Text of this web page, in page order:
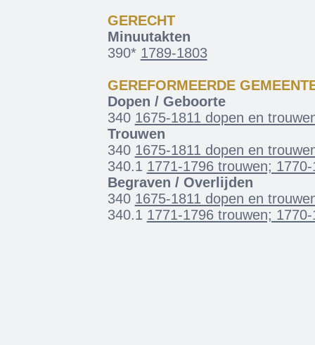
GERECHT
Minuutakten
390* 1789-1803
GEREFORMEERDE
Dopen / Geboorte
340 1675-1811 dopen en
Trouwen
340 1675-1811 dopen en
340.1 1771-1796 trouwen;
Begraven / Overlijden
340 1675-1811 dopen en
340.1 1771-1796 trouwen;